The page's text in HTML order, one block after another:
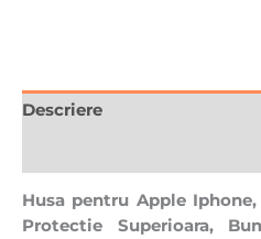
Descriere
Husa pentru Apple
Protectie Superioara,